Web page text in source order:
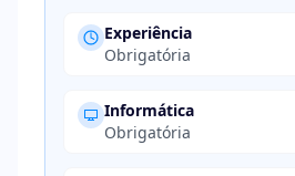
Experiência
Obrigatória
Informática
Obrigatória